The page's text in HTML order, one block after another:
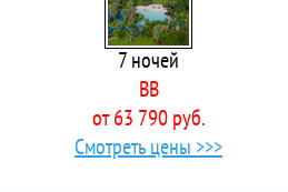
3* Adrasan Deniz Hotel
4* Adrasan Klados
4* Adrasan Papirus Hotel
3* Aegean Park Hotel
7 ночей
BB
от 63 790 руб.
Смотреть цены >>>